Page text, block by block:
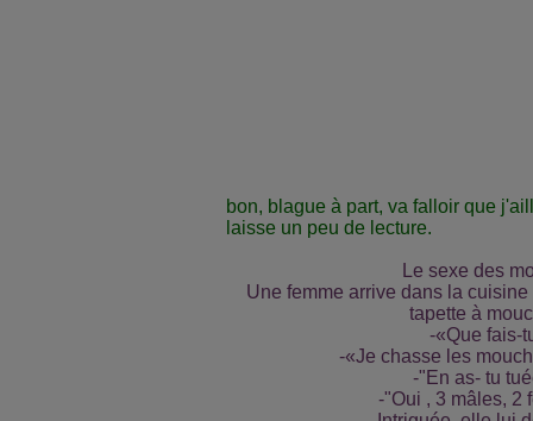
bon, blague à part, va falloir que
laisse un peu de lecture.
Le sexe des
Une femme arrive dans la
tapette à
-«Que fais-
-«Je chasse les
-"En as- tu
-"Oui , 3 mâles, 2